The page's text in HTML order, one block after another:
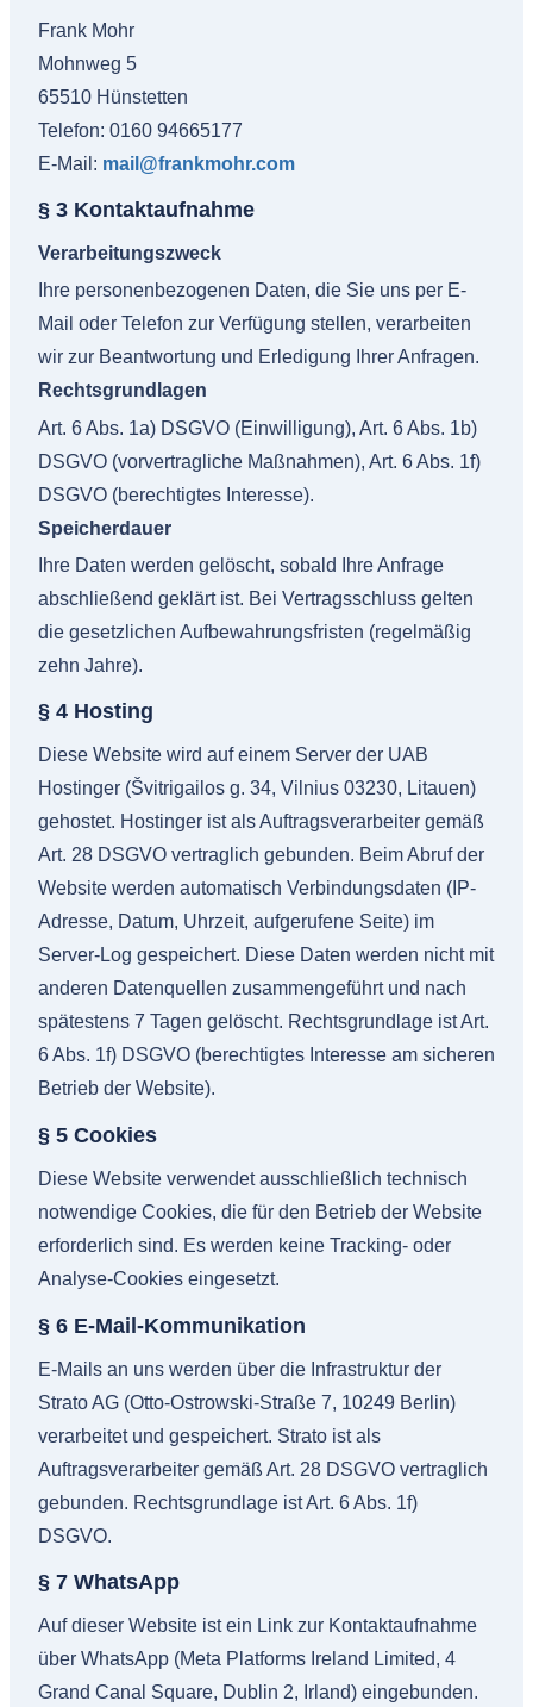
Frank Mohr
Mohnweg 5
65510 Hünstetten
Telefon: 0160 94665177
E-Mail: mail@frankmohr.com
§ 3 Kontaktaufnahme
Verarbeitungszweck
Ihre personenbezogenen Daten, die Sie uns per E-
Mail oder Telefon zur Verfügung stellen, verarbeiten
wir zur Beantwortung und Erledigung Ihrer Anfragen.
Rechtsgrundlagen
Art. 6 Abs. 1a) DSGVO (Einwilligung), Art. 6 Abs. 1b)
DSGVO (vorvertragliche Maßnahmen), Art. 6 Abs. 1f)
DSGVO (berechtigtes Interesse).
Speicherdauer
Ihre Daten werden gelöscht, sobald Ihre Anfrage
abschließend geklärt ist. Bei Vertragsschluss gelten
die gesetzlichen Aufbewahrungsfristen (regelmäßig
zehn Jahre).
§ 4 Hosting
Diese Website wird auf einem Server der UAB
Hostinger (Švitrigailos g. 34, Vilnius 03230, Litauen)
gehostet. Hostinger ist als Auftragsverarbeiter gemäß
Art. 28 DSGVO vertraglich gebunden. Beim Abruf der
Website werden automatisch Verbindungsdaten (IP-
Adresse, Datum, Uhrzeit, aufgerufene Seite) im
Server-Log gespeichert. Diese Daten werden nicht mit
anderen Datenquellen zusammengeführt und nach
spätestens 7 Tagen gelöscht. Rechtsgrundlage ist Art.
6 Abs. 1f) DSGVO (berechtigtes Interesse am sicheren
Betrieb der Website).
§ 5 Cookies
Diese Website verwendet ausschließlich technisch
notwendige Cookies, die für den Betrieb der Website
erforderlich sind. Es werden keine Tracking- oder
Analyse-Cookies eingesetzt.
§ 6 E-Mail-Kommunikation
E-Mails an uns werden über die Infrastruktur der
Strato AG (Otto-Ostrowski-Straße 7, 10249 Berlin)
verarbeitet und gespeichert. Strato ist als
Auftragsverarbeiter gemäß Art. 28 DSGVO vertraglich
gebunden. Rechtsgrundlage ist Art. 6 Abs. 1f)
DSGVO.
§ 7 WhatsApp
Auf dieser Website ist ein Link zur Kontaktaufnahme
über WhatsApp (Meta Platforms Ireland Limited, 4
Grand Canal Square, Dublin 2, Irland) eingebunden.